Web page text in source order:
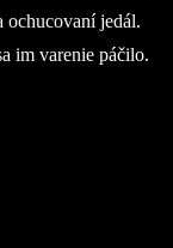
ochucovaní jedál.
im varenie páčilo.